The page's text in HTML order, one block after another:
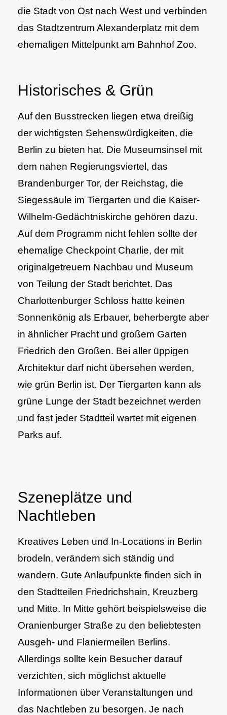
die Stadt von Ost nach West und verbinden
das Stadtzentrum Alexanderplatz mit dem
ehemaligen Mittelpunkt am Bahnhof Zoo.
Historisches & Grün
Auf den Busstrecken liegen etwa dreißig
der wichtigsten Sehenswürdigkeiten, die
Berlin zu bieten hat. Die Museumsinsel mit
dem nahen Regierungsviertel, das
Brandenburger Tor, der Reichstag, die
Siegessäule im Tiergarten und die Kaiser-
Wilhelm-Gedächtniskirche gehören dazu.
Auf dem Programm nicht fehlen sollte der
ehemalige Checkpoint Charlie, der mit
originalgetreuem Nachbau und Museum
von Teilung der Stadt berichtet. Das
Charlottenburger Schloss hatte keinen
Sonnenkönig als Erbauer, beherbergte aber
in ähnlicher Pracht und großem Garten
Friedrich den Großen. Bei aller üppigen
Architektur darf nicht übersehen werden,
wie grün Berlin ist. Der Tiergarten kann als
grüne Lunge der Stadt bezeichnet werden
und fast jeder Stadtteil wartet mit eigenen
Parks auf.
Szeneplätze und
Nachtleben
Kreatives Leben und In-Locations in Berlin
brodeln, verändern sich ständig und
wandern. Gute Anlaufpunkte finden sich in
den Stadtteilen Friedrichshain, Kreuzberg
und Mitte. In Mitte gehört beispielsweise die
Oranienburger Straße zu den beliebtesten
Ausgeh- und Flaniermeilen Berlins.
Allerdings sollte kein Besucher darauf
verzichten, sich möglichst aktuelle
Informationen über Veranstaltungen und
das Nachtleben zu besorgen. Je nach